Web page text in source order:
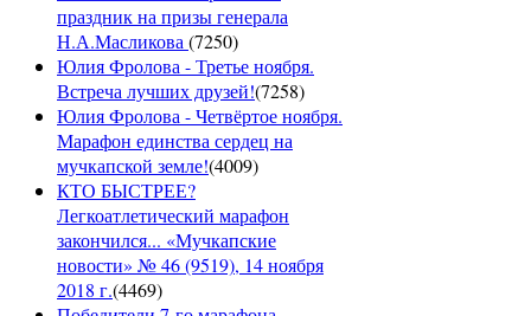
праздник на призы генерала
Н.А.Масликова(7250)
Юлия Фролова - Третье ноября.
Встреча лучших друзей!(7258)
Юлия Фролова - Четвёртое ноября.
Марафон единства сердец на
мучкапской земле!(4009)
КТО БЫСТРЕЕ?
Легкоатлетический марафон
закончился... «Мучкапские
новости» № 46 (9519), 14 ноября
2018 г.(4469)